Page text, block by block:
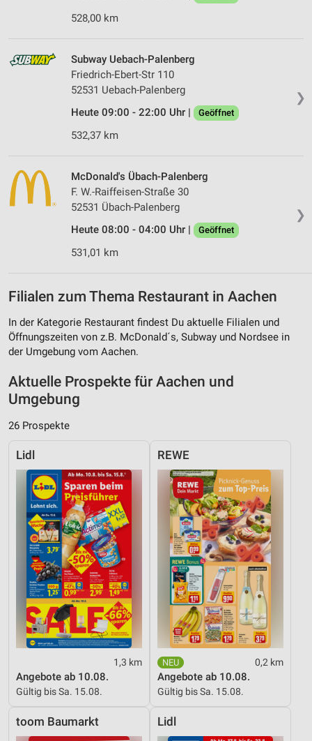
528,00 km
❯
Subway Uebach-Palenberg
Friedrich-Ebert-Str 110
52531 Uebach-Palenberg
Heute 09:00 - 22:00 Uhr |
Geöffnet
532,37 km
❯
McDonald's Übach-Palenberg
F. W.-Raiffeisen-Straße 30
52531 Übach-Palenberg
Heute 08:00 - 04:00 Uhr |
Geöffnet
531,01 km
Filialen zum Thema Restaurant in Aachen
In der Kategorie Restaurant findest Du aktuelle Filialen und
Öffnungszeiten von z.B. McDonald´s, Subway und Nordsee in
der Umgebung vom Aachen.
Aktuelle Prospekte für Aachen und
Umgebung
26 Prospekte
Lidl
1,3 km
Angebote ab 10.08.
Gültig bis Sa. 15.08.
REWE
0,2 km
Angebote ab 10.08.
Gültig bis Sa. 15.08.
toom Baumarkt Lidl